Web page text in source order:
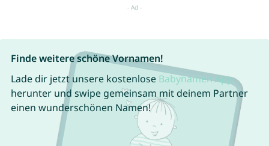
Finde weitere schöne Vornamen!
Lade dir jetzt unsere kostenlose Babynamen App
herunter und swipe gemeinsam mit deinem Partner
einen wunderschönen Namen!